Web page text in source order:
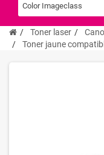
Toner laser
Toner jaune